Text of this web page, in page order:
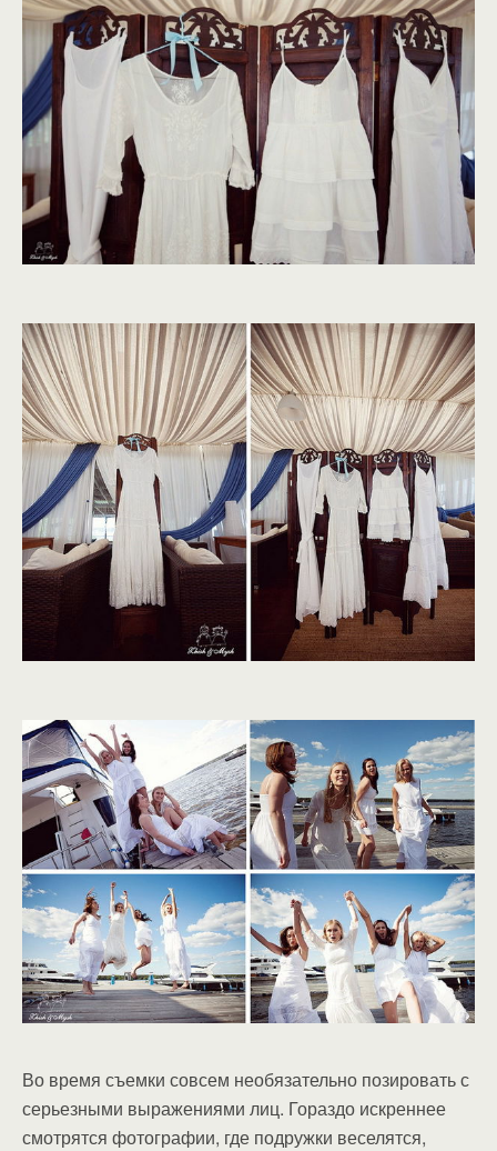
Во время съемки совсем необязательно позировать с
серьезными выражениями лиц. Гораздо искреннее
смотрятся фотографии, где подружки веселятся,